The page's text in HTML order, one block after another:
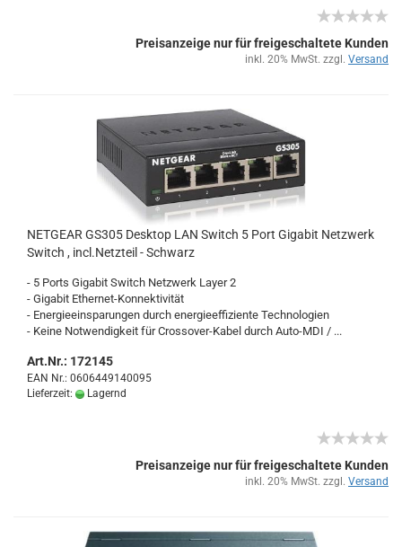
Preisanzeige nur für freigeschaltete Kunden
inkl. 20% MwSt. zzgl. Versand
NET­GE­AR GS305 Desk­top LAN Switch 5 Port Gi­ga­bit Netz­werk
Switch , incl.Netz­teil - Schwarz
- 5 Ports Gi­ga­bit Switch Netz­werk Layer 2
- Gi­ga­bit Ethernet-​Konnektivität
- En­er­gie­ein­spa­run­gen durch en­er­gie­ef­fi­zi­en­te Tech­no­lo­gien
- Keine Not­wen­dig­keit für Crossover-​Kabel durch Auto-​MDI / ...
Art.Nr.: 172145
EAN Nr.: 0606449140095
Lieferzeit:
Lagernd
Preisanzeige nur für freigeschaltete Kunden
inkl. 20% MwSt. zzgl. Versand